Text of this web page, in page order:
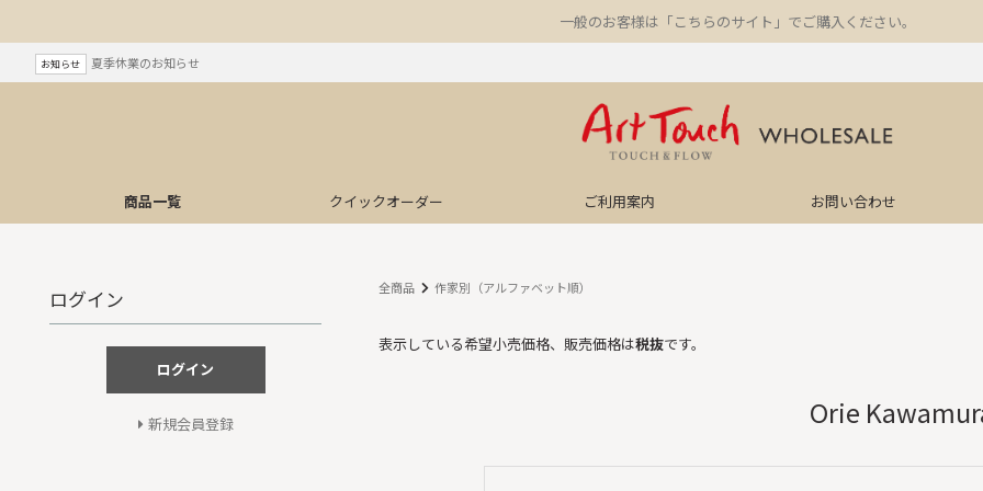
一般のお客様は「こちらのサイト」でご購入ください。
お知らせ 夏季休業のお知らせ
商品一覧 クイックオーダー ご利用案内 お問い合わせ
全商品 作家別（アルファベット順）
表示している希望小売価格、販売価格は税抜です。
Orie
ログイン
ログイン
新規会員登録